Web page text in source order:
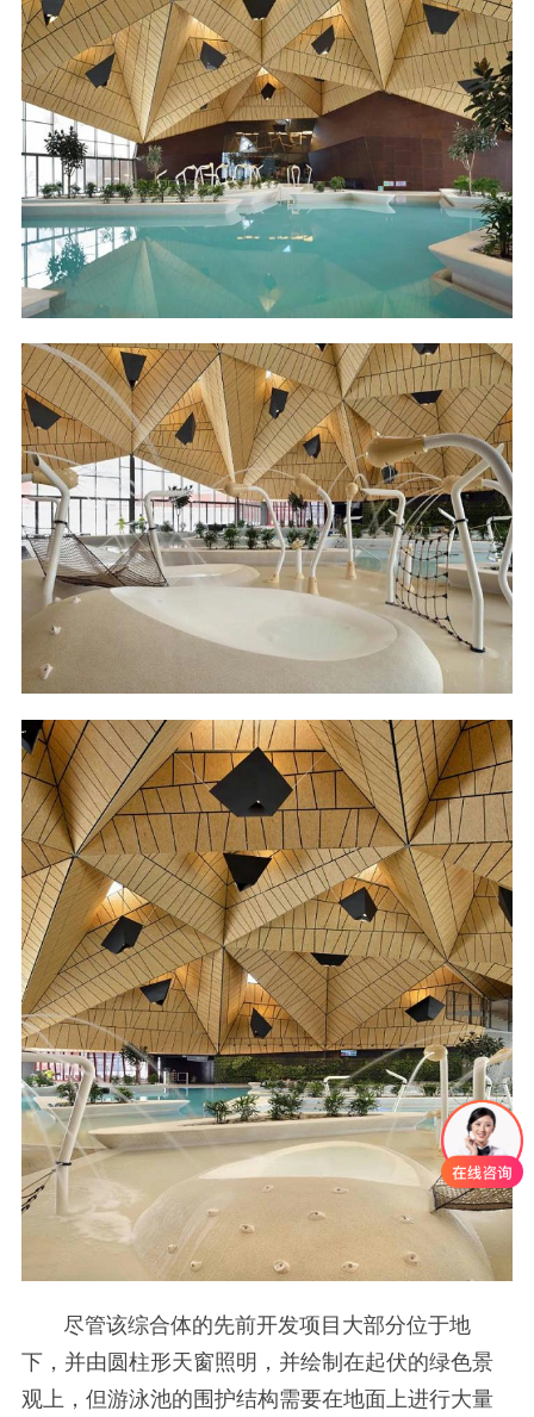
尽管该综合体的先前开发项目大部分位于地
下，并由圆柱形天窗照明，并绘制在起伏的绿色景
观上，但游泳池的围护结构需要在地面上进行大量